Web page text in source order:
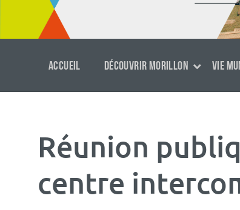
ACCUEIL DÉCOUVRIR MORILLON VIE
Réunion
centre